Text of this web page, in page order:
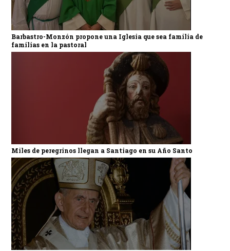
Barbastro-Monzón propone una Iglesia que sea familia de
familias en la pastoral
Miles de peregrinos llegan a Santiago en su Año Santo